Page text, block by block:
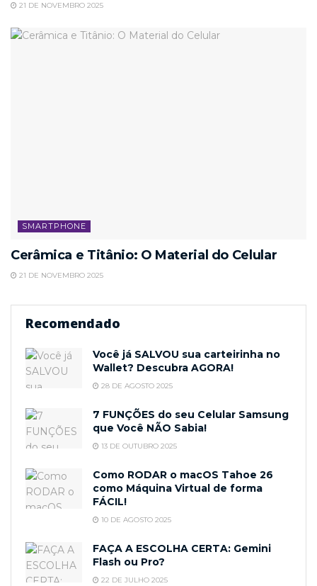
21 DE NOVEMBRO 2025
SMARTPHONE
Cerâmica e Titânio: O Material do Celular
21 DE NOVEMBRO 2025
Recomendado
Você já SALVOU sua carteirinha no
Wallet? Descubra AGORA!
28 DE AGOSTO 2025
7 FUNÇÕES do seu Celular Samsung
que Você NÃO Sabia!
13 DE OUTUBRO 2025
Como RODAR o macOS Tahoe 26
como Máquina Virtual de forma
FÁCIL!
10 DE AGOSTO 2025
FAÇA A ESCOLHA CERTA: Gemini
Flash ou Pro?
22 DE JULHO 2025